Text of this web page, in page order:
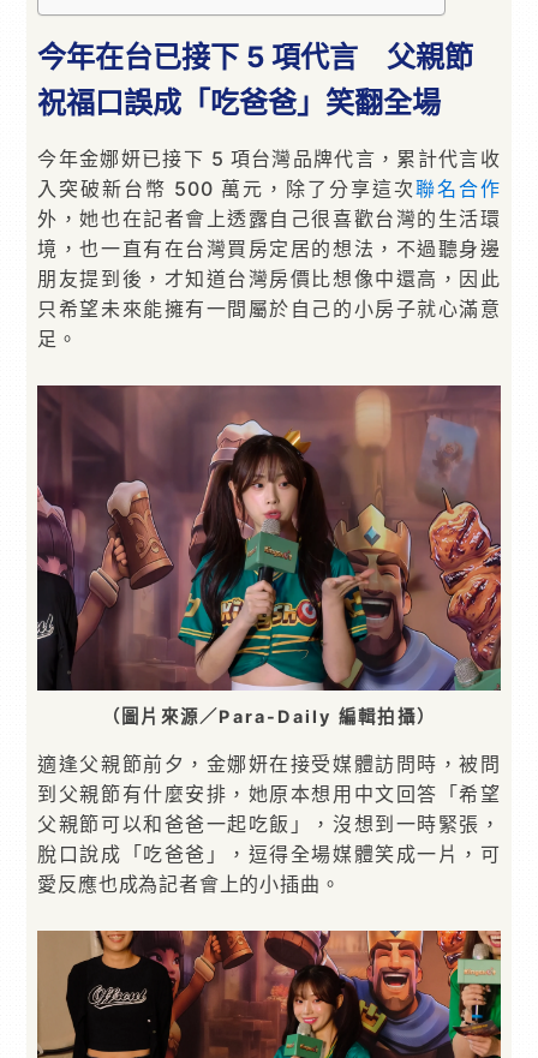
今年在台已接下 5 項代言 父親節
祝福口誤成「吃爸爸」笑翻全場
今年金娜妍已接下 5 項台灣品牌代言，累計代言收
入突破新台幣 500 萬元，除了分享這次聯名合作
外，她也在記者會上透露自己很喜歡台灣的生活環
境，也一直有在台灣買房定居的想法，不過聽身邊
朋友提到後，才知道台灣房價比想像中還高，因此
只希望未來能擁有一間屬於自己的小房子就心滿意
足。
（圖片來源／Para-Daily 編輯拍攝）
適逢父親節前夕，金娜妍在接受媒體訪問時，被問
到父親節有什麼安排，她原本想用中文回答「希望
父親節可以和爸爸一起吃飯」，沒想到一時緊張，
脫口說成「吃爸爸」，逗得全場媒體笑成一片，可
愛反應也成為記者會上的小插曲。